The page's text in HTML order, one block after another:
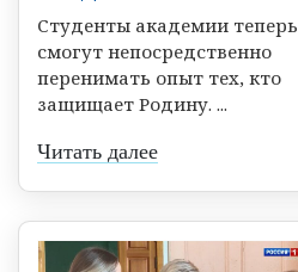
Студенты академии теперь
смогут непосредственно
перенимать опыт тех, кто
защищает Родину. ...
Читать далее